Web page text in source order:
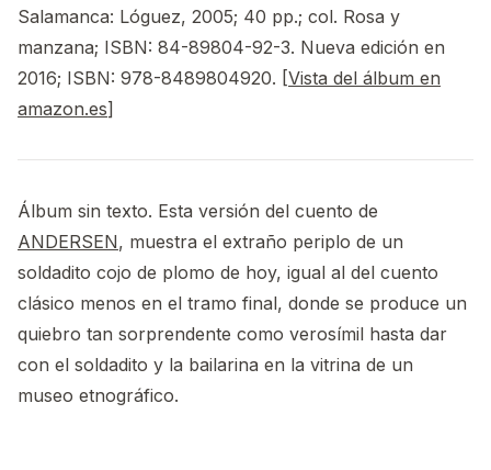
Salamanca: Lóguez, 2005; 40 pp.; col. Rosa y
manzana; ISBN: 84-89804-92-3. Nueva edición en
2016; ISBN: 978-8489804920. [Vista del álbum en
amazon.es]
Álbum sin texto. Esta versión del cuento de
ANDERSEN, muestra el extraño periplo de un
soldadito cojo de plomo de hoy, igual al del cuento
clásico menos en el tramo final, donde se produce un
quiebro tan sorprendente como verosímil hasta dar
con el soldadito y la bailarina en la vitrina de un
museo etnográfico.